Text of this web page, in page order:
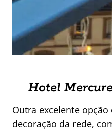
Hotel
Outra excelente opção
decoração da rede,